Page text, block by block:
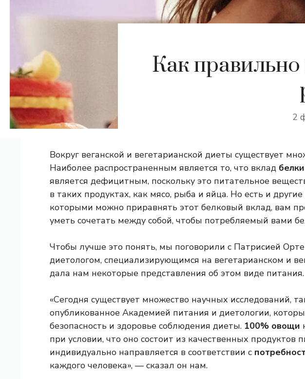
Как правильно
2
Вокруг веганской и вегетарианской диеты существует
Наиболее распространенным является то, что вклад белки
является дефицитным, поскольку это питательное
в таких продуктах, как мясо, рыба и яйца. Но есть и другие
которыми можно приравнять этот белковый вклад, вам
уметь сочетать между собой, чтобы потребляемый вами
Чтобы лучше это понять, мы поговорили с Патрисией
диетологом, специализирующимся на вегетарианском и
дала нам некоторые представления об этом виде питания.
«Сегодня существует множество научных исследований,
опубликованное Академией питания и диетологии,
безопасность и здоровье соблюдения диеты. 100% овощи
при условии, что оно состоит из качественных продуктов
индивидуально направляется в соответствии с
каждого человека», — сказал он нам.